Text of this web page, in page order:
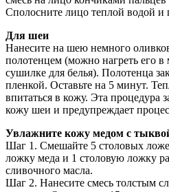
Сполосните лицо теплой водой и
Для шеи
Нанесите на шею немного
полотенцем (можно нагреть его
сушилке для белья). Полотенца
пленкой. Оставьте на 5 минут.
впитаться в кожу. Эта процедура
кожу шеи и предупреждает
Увлажните кожу медом с
Шаг 1. Смешайте 5 столовых
ложку меда и 1 столовую ложку
сливочного масла.
Шаг 2. Нанесите смесь толстым